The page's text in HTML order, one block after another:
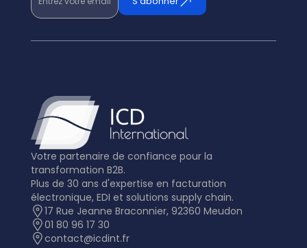
Votre partenaire de confiance pour la
transformation B2B.
Plus de 30 ans d'expertise en facturation
électronique, EDI et solutions supply chain.
17 Rue Jeanne Braconnier, 92360 Meudon
01 80 96 17 30
contact@icdint.fr